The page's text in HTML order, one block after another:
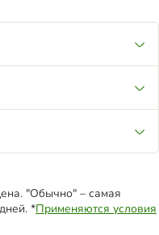
"Обычно" – самая
*Применяются условия